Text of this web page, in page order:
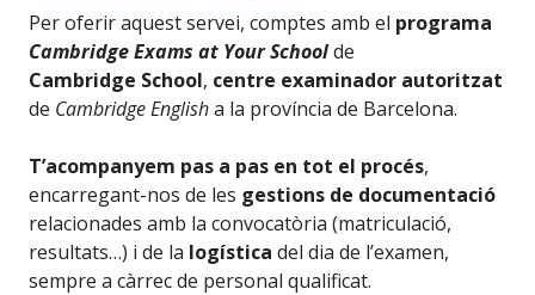
Per oferir aquest servei, comptes amb el programa
Cambridge Exams at Your Schoolde
Cambridge School, centre examinador autoritzat
de Cambridge Englisha la província de Barcelona.
T’acompanyem pas a pas en tot el procés,
encarregant-nos de les gestions de documentació
relacionades amb la convocatòria (matriculació,
resultats…) i de la logística del dia de l’examen,
sempre a càrrec de personal qualificat.